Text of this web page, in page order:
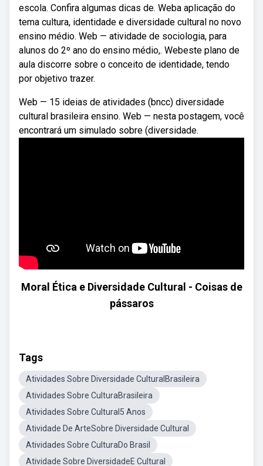
escola. Confira algumas dicas de. Weba aplicação do
tema cultura, identidade e diversidade cultural no novo
ensino médio. Web — atividade de sociologia, para
alunos do 2º ano do ensino médio,. Webeste plano de
aula discorre sobre o conceito de identidade, tendo
por objetivo trazer.
Web — 15 ideias de atividades (bncc) diversidade
cultural brasileira ensino. Web — nesta postagem, você
encontrará um simulado sobre (diversidade.
Moral Ética e Diversidade Cultural - Coisas de
pássaros
Tags
Atividades Sobre Diversidade CulturalBrasileira
Atividades Sobre CulturaBrasileira
Atividades Sobre Cultural5 Anos
Atividade De ArteSobre Diversidade Cultural
Atividades Sobre CulturaDo Brasil
Atividade Sobre DiversidadeE Cultural